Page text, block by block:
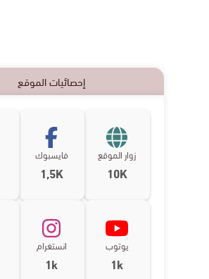
إحصائيات الموقع
زوار الموقع
10K
فايسبوك
1,5K
يوتوب
1k
انستغرام
1k